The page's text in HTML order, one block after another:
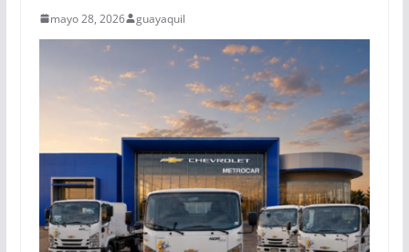
mayo 28, 2026 guayaquil